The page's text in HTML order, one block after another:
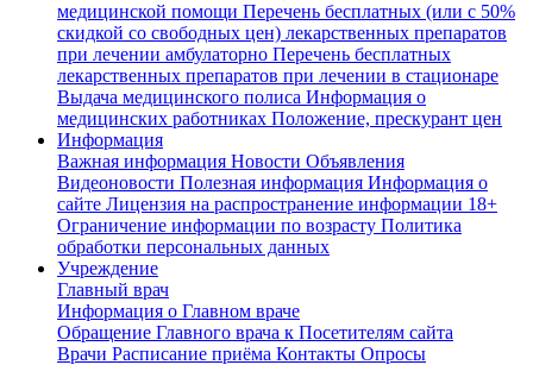
медицинской помощи Перечень бесплатных (или с 50%
скидкой со свободных цен) лекарственных препаратов
при лечении амбулаторно Перечень бесплатных
лекарственных препаратов при лечении в стационаре
Выдача медицинского полиса Информация о
медицинских работниках Положение, прескурант цен
Информация
Важная информация Новости Объявления
Видеоновости Полезная информация Информация о
сайте Лицензия на распространение информации 18+
Ограничение информации по возрасту Политика
обработки персональных данных
Учреждение
Главный врач
Информация о Главном враче
Обращение Главного врача к Посетителям сайта
Врачи Расписание приёма Контакты Опросы